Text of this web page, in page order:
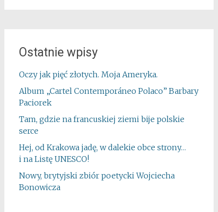
Ostatnie wpisy
Oczy jak pięć złotych. Moja Ameryka.
Album „Cartel Contemporáneo Polaco” Barbary
Paciorek
Tam, gdzie na francuskiej ziemi bije polskie
serce
Hej, od Krakowa jadę, w dalekie obce strony…
i na Listę UNESCO!
Nowy, brytyjski zbiór poetycki Wojciecha
Bonowicza